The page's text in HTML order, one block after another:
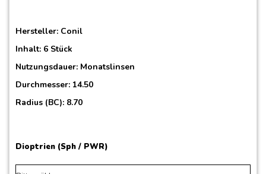
Hersteller: Conil
Inhalt: 6 Stück
Nutzungsdauer: Monatslinsen
Durchmesser: 14.50
Radius (BC): 8.70
Dioptrien (Sph / PWR)